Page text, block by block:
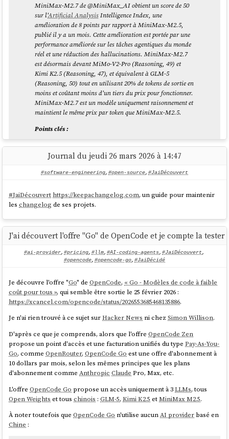
MiniMax-M2.7 de @MiniMax_AI obtient un score de 50
sur l'Artificial AnalysisIntelligence Index, une
amélioration de 8 points par rapport à MiniMax-M2.5,
publié il y a un mois. Cette amélioration est portée par une
performance améliorée sur les tâches agentiques du monde
réel et une réduction des hallucinations. MiniMax-M2.7
est désormais devant MiMo-V2-Pro (Reasoning, 49) et
Kimi K2.5 (Reasoning, 47), et équivalent à GLM-5
(Reasoning, 50) tout en utilisant 20% de tokens de sortie en
moins et coûtant moins d'un tiers du prix pour fonctionner.
MiniMax-M2.7 est un modèle uniquement raisonnement et
maintient le même prix par token que MiniMax-M2.5.
Points clés :
➤Performance solide sur les tâches agentiques du
monde réel :MiniMax-M2.7 atteint un Elo GDPval-AA
MiniMax-M2.5 (1203) et devant MiMo-V2-Pro
(Reasoning, 1283). Il reste derrière les modèles de pointe
tels que GPT-5.4 (xhigh, 1667) et Claude Opus 4.6
Réduction des hallucinations :MiniMax-M2.7
obtient un score de +1 sur l'AA-Omniscience Index,
contre -40 pour MiniMax-M2.5. Cela le place en
compétition avec GPT-5.2 (xhigh, -1) et GLM-5
(Reasoning, -8). L'amélioration par rapport à M2.5
est entièrement due à la réduction des
hallucinations, ce qui signifie que le modèle est plus
susceptible de s'abstenir de répondre lorsqu'il ne
connaît pas la réponse, plutôt que de deviner. M2.7
Claude Sonnet 4.6 (Adaptive Reasoning, max
effort, 46%) et Gemini 3.1 Pro Preview (50%).
Gains sur la plupart des évaluations par rapport
à MiniMax-M2.5 :En dehors des améliorations du
GDPval-AA et de l'AA-Omniscience notées ci-
dessus, MiniMax-M2.7 progresse en HLE (+9 p.p.),
TerminalBench Hard (+5 p.p.), SciCode (+4 p.p.),
IFBench (+4 p.p.), GPQA (+3 p.p.) et LCR (+3 p.p.).
Nous avons constaté une régression notable en τ²-
Journal du jeudi 26 mars 2026 à 14:47
#software-engineering, #open-source, #JaiDécouvert
#JaiDécouvert https://keepachangelog.com, un guide pour maintenir
leschangelog de ses projets.
J'ai découvert l'offre "Go" de OpenCode et je compte la
#ai-provider, #pricing, #llm, #AI-coding-agents, #JaiDécouvert,
#opencode, #opencode-go, #JaiDécidé
Je découvre l'offre "Go" deOpenCode, « Go - Modèles de code à faible
coût pour tous », qui semble être sortie le 25 février 2026 :
https://xcancel.com/opencode/status/2026553685468135886.
Je n'ai rien trouvé à ce sujet surHacker News ni chezSimon Willison.
D'après ce que je comprends, alors que l'offreOpenCode Zen
propose un point d'accès et une facturation unifiés du typePay-As-You-
Go, commeOpenRouter,OpenCode Go est une offre d'abonnement à
10 dollars par mois, selon les mêmes principes que les plans
d'abonnement commeAnthropic Claude Pro, Max, etc.
L'offreOpenCode Go propose un accès uniquement à 3LLMs, tous
Open Weights et touschinois :GLM-5,Kimi K2.5 etMiniMax M2.5.
À noter toutefois queOpenCode Go n'utilise aucunAI providerbasé en
Chine :